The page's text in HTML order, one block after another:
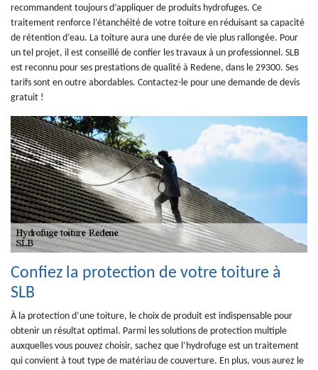
recommandent toujours d’appliquer de produits hydrofuges. Ce
traitement renforce l’étanchéité de votre toiture en réduisant sa capacité
de rétention d’eau. La toiture aura une durée de vie plus rallongée. Pour
un tel projet, il est conseillé de confier les travaux à un professionnel. SLB
est reconnu pour ses prestations de qualité à Redene, dans le 29300. Ses
tarifs sont en outre abordables. Contactez-le pour une demande de devis
gratuit !
Confiez la protection de votre toiture à
SLB
À la protection d’une toiture, le choix de produit est indispensable pour
obtenir un résultat optimal. Parmi les solutions de protection multiple
auxquelles vous pouvez choisir, sachez que l’hydrofuge est un traitement
qui convient à tout type de matériau de couverture. En plus, vous aurez le